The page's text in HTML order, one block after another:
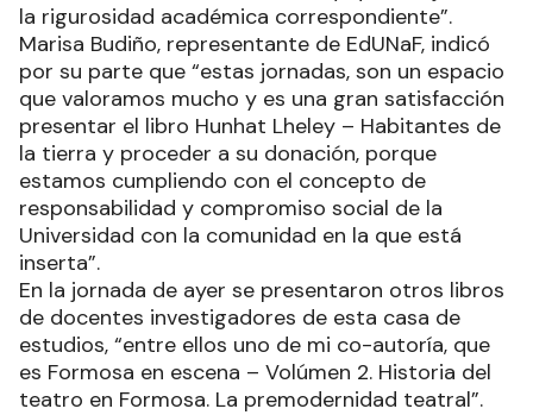
la rigurosidad académica correspondiente”.
Marisa Budiño, representante de EdUNaF, indicó
por su parte que “estas jornadas, son un espacio
que valoramos mucho y es una gran satisfacción
presentar el libro Hunhat Lheley – Habitantes de
la tierra y proceder a su donación, porque
estamos cumpliendo con el concepto de
responsabilidad y compromiso social de la
Universidad con la comunidad en la que está
inserta”.
En la jornada de ayer se presentaron otros libros
de docentes investigadores de esta casa de
estudios, “entre ellos uno de mi co-autoría, que
es Formosa en escena – Volúmen 2. Historia del
teatro en Formosa. La premodernidad teatral”.